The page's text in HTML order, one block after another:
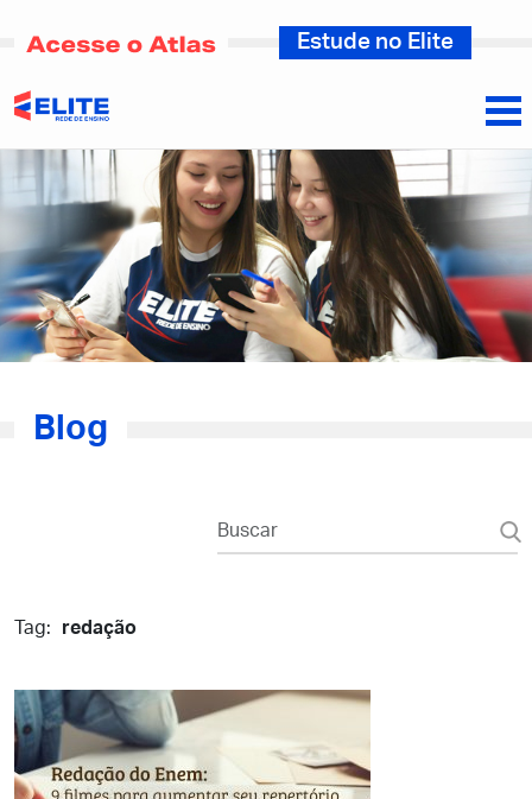
Estude no Elite
Blog
Tag: redação